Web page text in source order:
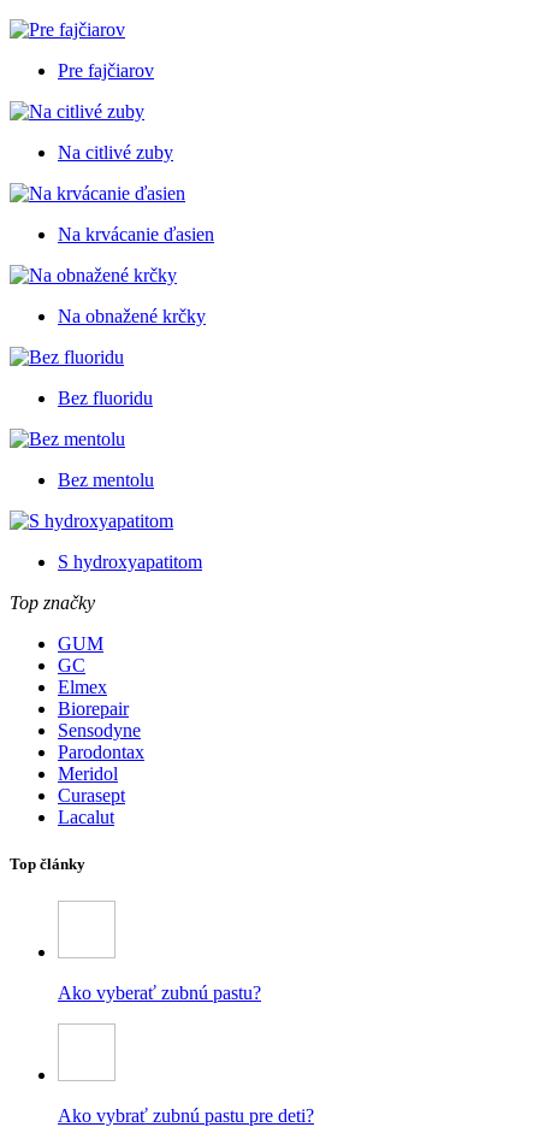
Pre fajčiarov
Na citlivé zuby
Na krvácanie ďasien
Na obnažené krčky
Bez fluoridu
Bez mentolu
S hydroxyapatitom
Top značky
GUM
GC
Elmex
Biorepair
Sensodyne
Parodontax
Meridol
Curasept
Lacalut
Top články
Ako vyberať zubnú pastu?
Ako vybrať zubnú pastu pre deti?